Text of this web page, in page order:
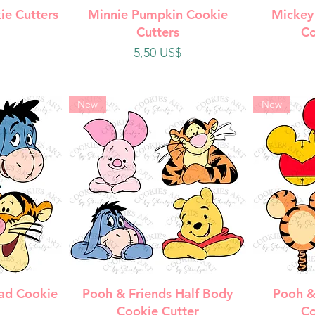
Cutters Vista rápida
Minnie Pumpkin Cookie
Cutters
Precio
5,50 US$
Cookie
Vista rápida
New
Pooh & Friends Half Body
Cookie Cutter
New
Pooh